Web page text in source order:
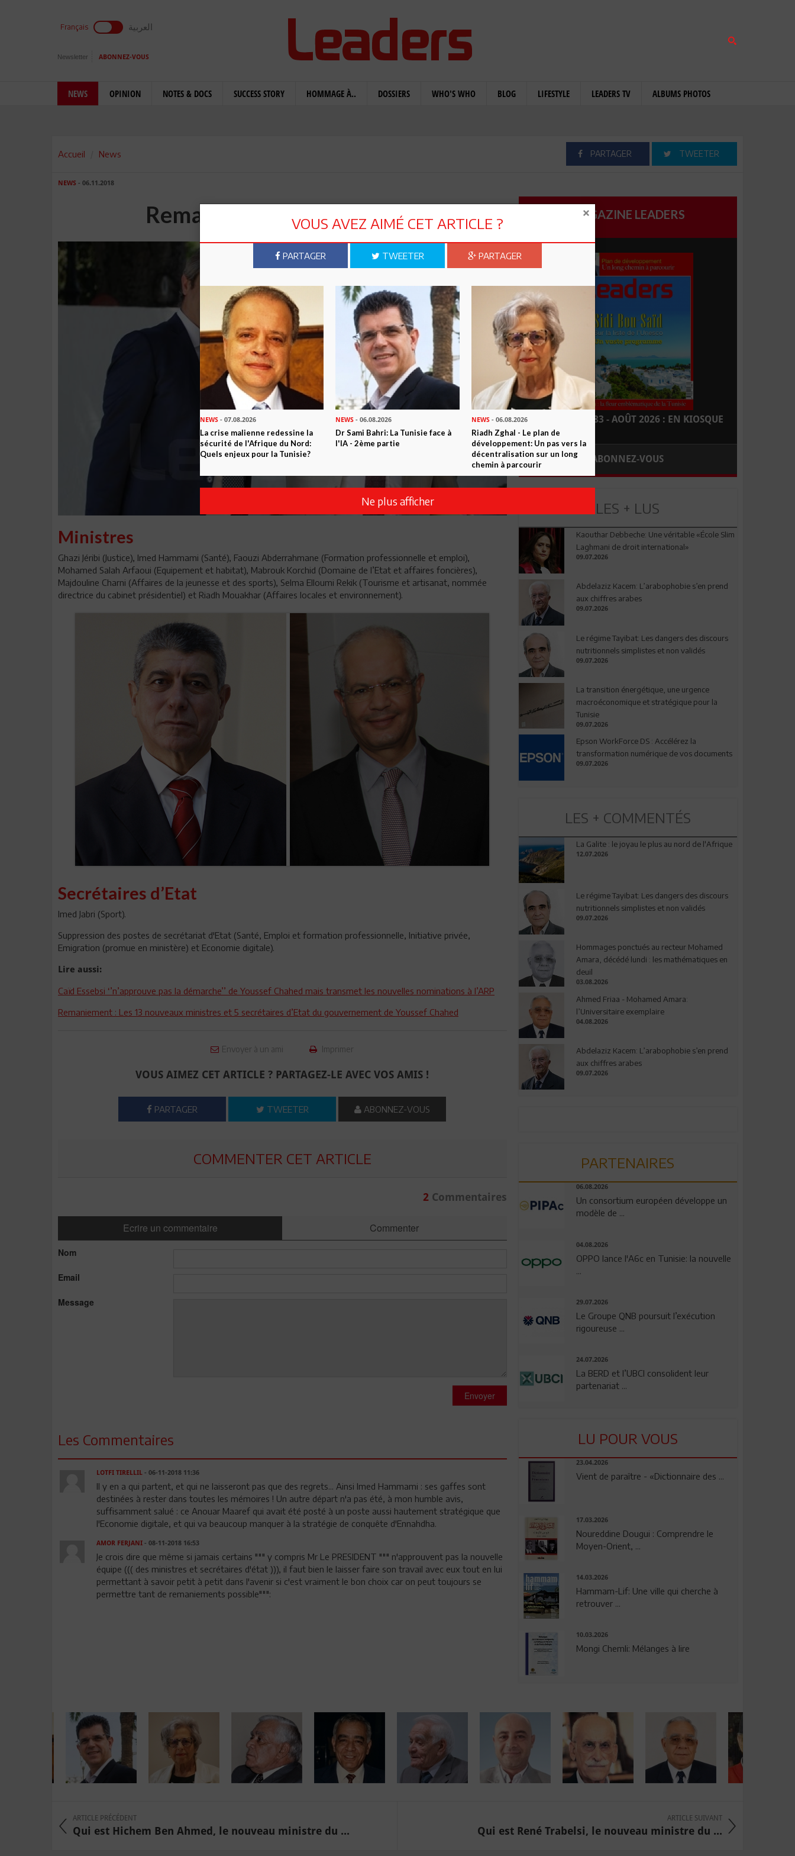
Français العربية
Newsletter ABONNEZ-VOUS
NEWS OPINION NOTES & DOCS SUCCESS STORY HOMMAGE À.. DOSSIERS WHO'S WHO BLOG LIFESTYLE LEADERS TV ALBUMS PHOTOS
Accueil News PARTAGER TWEETER
NEWS - 06.11.2018
Remaniement : les partants
Ministres
Ghazi Jéribi (Justice), Imed Hammami (Santé), Faouzi Abderrahmane (Formation professionnelle et emploi),
Mohamed Salah Arfaoui (Equipement et habitat), Mabrouk Korchid (Domaine de l’Etat et affaires foncières),
Majdouline Charni (Affaires de la jeunesse et des sports), Selma Elloumi Rekik (Tourisme et artisanat, nommée
directrice du cabinet présidentiel) et Riadh Mouakhar (Affaires locales et environnement).
Secrétaires d’Etat
Imed Jabri (Sport).
Suppression des postes de secrétariat d'Etat (Santé, Emploi et formation professionnelle, Initiative privée,
Emigration (promue en ministère) et Economie digitale).
Lire aussi:
Caïd Essebsi ‘’n’approuve pas la démarche’’ de Youssef Chahed mais transmet les nouvelles nominations à l’ARP
Remaniement : Les 13 nouveaux ministres et 5 secrétaires d’Etat du gouvernement de Youssef Chahed
Envoyer à un ami Imprimer
VOUS AIMEZ CET ARTICLE ? PARTAGEZ-LE AVEC VOS AMIS !
PARTAGER TWEETER ABONNEZ-VOUS
COMMENTER CET ARTICLE
2Commentaires
Ecrire un commentaire Commenter
Nom
Email
Message
Envoyer
Les Commentaires
LOTFI TIRELLIL- 06-11-2018 11:36
Il y en a qui partent, et qui ne laisseront pas que des regrets... Ainsi Imed Hammami : ses gaffes sont
destinées à rester dans toutes les mémoires ! Un autre départ n'a pas été, à mon humble avis,
suffisamment salué : ce Anouar Maaref qui avait été posté à un poste aussi hautement stratégique que
l'Economie digitale, et qui va beaucoup manquer à la stratégie de conquête d'Ennahdha.
AMOR FERJANI- 08-11-2018 16:53
Je crois dire que même si jamais certains """ y compris Mr Le PRESIDENT """ n'approuvent pas la nouvelle
équipe ((( des ministres et secrétaires d'état ))), il faut bien le laisser faire son travail avec eux tout en lui
permettant à savoir petit à petit dans l'avenir si c'est vraiment le bon choix car on peut toujours se
permettre tant de remaniements possible""":
MAGAZINE LEADERS
LEADERS N° 183 - AOÛT 2026 : EN KIOSQUE
ABONNEZ-VOUS
LES + LUS
Kaouthar Debbeche: Une véritable «École Slim
Laghmani de droit international»
09.07.2026
Abdelaziz Kacem: L’arabophobie s’en prend
aux chiffres arabes
09.07.2026
Le régime Tayibat: Les dangers des discours
nutritionnels simplistes et non validés
09.07.2026
La transition énergétique, une urgence
macroéconomique et stratégique pour la
Tunisie
09.07.2026
Epson WorkForce DS : Accélérez la
transformation numérique de vos documents
09.07.2026
LES + COMMENTÉS
La Galite : le joyau le plus au nord de l'Afrique
12.07.2026
Le régime Tayibat: Les dangers des discours
nutritionnels simplistes et non validés
09.07.2026
Hommages ponctués au recteur Mohamed
Amara, décédé lundi : les mathématiques en
deuil
03.08.2026
Ahmed Friaa - Mohamed Amara:
l’Universitaire exemplaire
04.08.2026
Abdelaziz Kacem: L’arabophobie s’en prend
aux chiffres arabes
09.07.2026
PARTENAIRES
06.08.2026
Un consortium européen développe un
modèle de ...
04.08.2026
OPPO lance l'A6c en Tunisie: la nouvelle
29.07.2026
Le Groupe QNB poursuit l’exécution
rigoureuse ...
24.07.2026
La BERD et l’UBCI consolident leur
partenariat ...
LU POUR VOUS
23.04.2026
Vient de paraître - «Dictionnaire des ...
17.03.2026
Noureddine Dougui : Comprendre le
Moyen-Orient, ...
14.03.2026
Hammam-Lif: Une ville qui cherche à
retrouver ...
10.03.2026
Mongi Chemli: Mélanges à lire
ARTICLE PRÉCÉDENT
Qui est Hichem Ben Ahmed, le nouveau ministre du ...
ARTICLE SUIVANT
Qui est René Trabelsi, le nouveau ministre du ...
VOUS AVEZ AIMÉ CET ARTICLE ?
PARTAGER TWEETER PARTAGER
NEWS - 07.08.2026
La crise malienne redessine la
sécurité de l'Afrique du Nord:
Quels enjeux pour la Tunisie?
NEWS - 06.08.2026
Dr Sami Bahri: La Tunisie face à
l'IA - 2ème partie
NEWS- 06.08.2026
Riadh Zghal - Le plan de
développement: Un pas vers la
décentralisation sur un long
chemin à parcourir
Ne plus afficher